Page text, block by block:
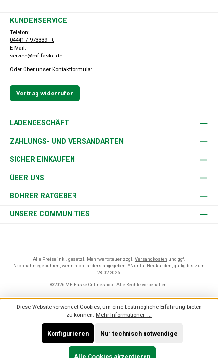
KUNDENSERVICE
Telefon:
04441 / 973339 - 0
E-Mail:
service@mf-faske.de
Oder über unser Kontaktformular.
Vertrag widerrufen
LADENGESCHÄFT
ZAHLUNGS- UND VERSANDARTEN
SICHER EINKAUFEN
ÜBER UNS
BOHRER RATGEBER
UNSERE COMMUNITIES
Alle Preise inkl. gesetzl. Mehrwertsteuer zzgl. Versandkosten und ggf.
Nachnahmegebühren, wenn nicht anders angegeben. *Nur für Neukunden, gültig bis zum
28.02.2026.
© 2026 MF-Faske Onlineshop - Alle Rechte vorbehalten.
Diese Website verwendet Cookies, um eine bestmögliche Erfahrung bieten
zu können. Mehr Informationen ...
Nur technisch notwendige
Konfigurieren
Alle Cookies akzeptieren